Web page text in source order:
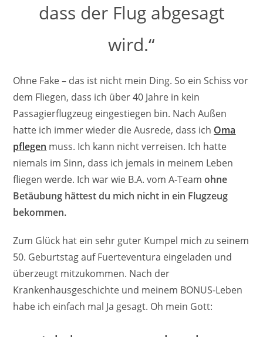
dass der Flug abgesagt
wird.“
Ohne Fake – das ist nicht mein Ding. So ein Schiss vor
dem Fliegen, dass ich über 40 Jahre in kein
Passagierflugzeug eingestiegen bin. Nach Außen
hatte ich immer wieder die Ausrede, dass ich Oma
pflegen muss. Ich kann nicht verreisen. Ich hatte
niemals im Sinn, dass ich jemals in meinem Leben
fliegen werde. Ich war wie B.A. vom A-Teamohne
Betäubung hättest du mich nicht in ein Flugzeug
bekommen.
Zum Glück hat ein sehr guter Kumpel mich zu seinem
50. Geburtstag auf Fuerteventura eingeladen und
überzeugt mitzukommen. Nach der
Krankenhausgeschichte und meinem BONUS-Leben
habe ich einfach mal Ja gesagt. Oh mein Gott: